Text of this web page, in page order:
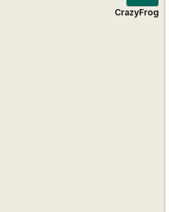
CrazyFrog